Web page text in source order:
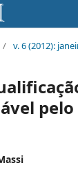
/ v. 6 (2012):